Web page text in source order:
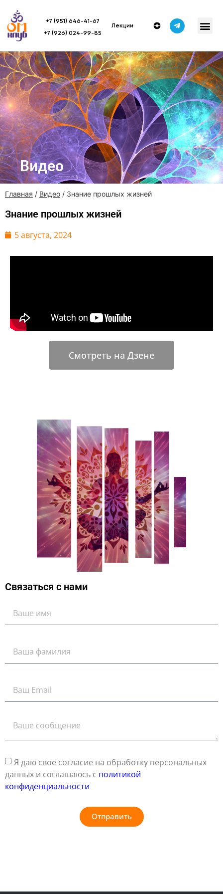
+7 (951) 646-41-67
+7 (926) 024-99-85
Лекции
Видео
Главная / Видео / Знание прошлых жизней
Знание прошлых жизней
5 августа, 2024
Смотреть на Дзене
Связаться с нами
Я даю свое согласие на обработку персональных
данных и соглашаюсь с политикой
конфиденциальности
Отправить